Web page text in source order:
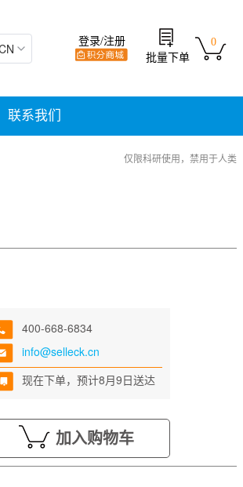
0
批量下单
登录/注册
联系我们
仅限科研使用，禁用于人类
400-668-6834
info@selleck.cn
现在下单，预计8月9日送达
加入购物车